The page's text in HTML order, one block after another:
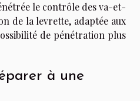
le contrôle des va-et-
de la levrette, adaptée aux
de pénétration plus
à une